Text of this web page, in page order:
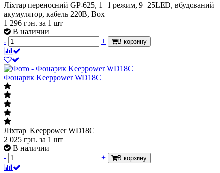
Ліхтар переносний GP-625, 1+1 режим, 9+25LED, вбудований
акумулятор, кабель 220B, Box
1 296 грн. за 1 шт
В наличии
-
+ В корзину
Фонарик Keeppower WD18C
Ліхтар Keeppower WD18C
2 025 грн. за 1 шт
В наличии
-
+ В корзину